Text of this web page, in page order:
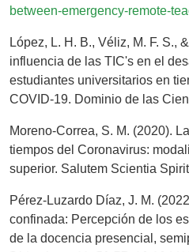
between-emergency-remote-
López, L. H. B., Véliz, M. F. S.,
influencia de las TIC's en el
estudiantes universitarios en
COVID-19. Dominio de las
Moreno-Correa, S. M. (2020).
tiempos del Coronavirus:
superior. Salutem Scientia
Pérez-Luzardo Díaz, J. M.
confinada: Percepción de los
de la docencia presencial,